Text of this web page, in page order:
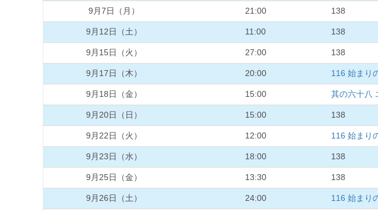
9月7日（月） 21:00 138
9月12日（土） 11:00 138
9月15日（火） 27:00 138
9月17日（木） 20:00 116 始まり
9月18日（金） 15:00 其の六十八
9月20日（日） 15:00 138
9月22日（火） 12:00 116 始まり
9月23日（水） 18:00 138
9月25日（金） 13:30 138
9月26日（土） 24:00 116 始まり